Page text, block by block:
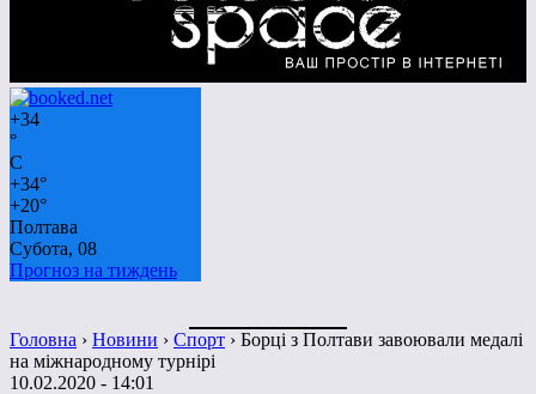
+34
°
C
+34°
+20°
Полтава
Субота, 08
Прогноз на тиждень
Головна › Новини › Спорт › Борці з Полтави завоювали медалі
на міжнародному турнірі
10.02.2020 - 14:01